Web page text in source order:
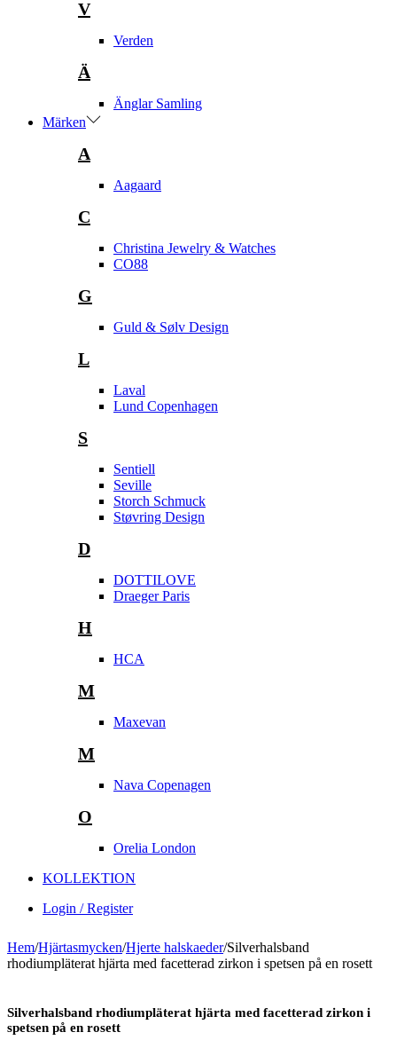
V
Verden
Ä
Änglar Samling
Märken
A
Aagaard
C
Christina Jewelry & Watches
CO88
G
Guld & Sølv Design
L
Laval
Lund Copenhagen
S
Sentiell
Seville
Storch Schmuck
Støvring Design
D
DOTTILOVE
Draeger Paris
H
HCA
M
Maxevan
M
Nava Copenagen
O
Orelia London
KOLLEKTION
Login / Register
Hem/Hjärtasmycken/Hjerte halskaeder/Silverhalsband
rhodiumpläterat hjärta med facetterad zirkon i spetsen på en rosett
Silverhalsband rhodiumpläterat hjärta med facetterad zirkon i
spetsen på en rosett